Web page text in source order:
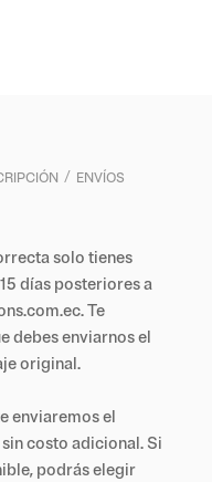
ENVÍOS
solo tienes
días posteriores a
Te
debes enviarnos el
original.
enviaremos el
costo adicional. Si
podrás elegir